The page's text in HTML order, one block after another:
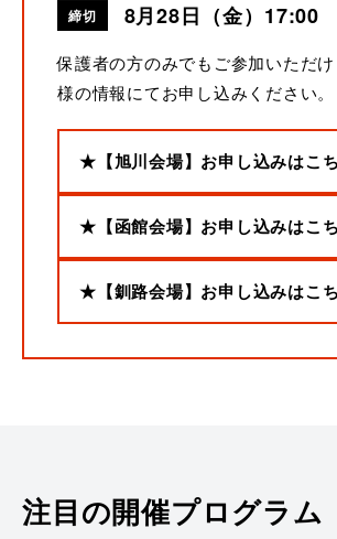
締切 8月28日（金）17:00
保護者の方のみでもご参加いただ
様の情報にてお申し込みください。
★【旭川会場】お申し込みはこ
★【函館会場】お申し込みはこ
★【釧路会場】お申し込みはこ
注目の開催プログラム